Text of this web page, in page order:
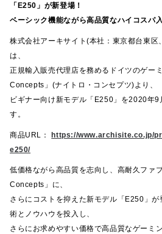
「E250」が新登場！
ベーシック機能ながら高品質なハイコスパ
株式会社アーキサイト(本社：東京都台東区
は、
正規輸入販売代理店を務めるドイツのゲー
Concepts」(ナイトロ・コンセプツ)より、
ビギナー向け新モデル「E250」を2020年9
す。
商品URL：https://www.archisite.co.jp/
e250/
低価格ながら高品質を志向し、高耐久ファ
Concepts」に、
さらにコストを抑えた新モデル「E250」
術とノウハウを投入し、
さらにお求めやすい価格で高品質なゲーミ